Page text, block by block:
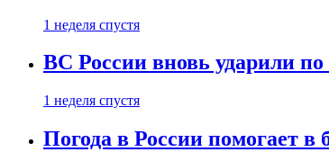
1 неделя спустя
ВС России вновь ударили
1 неделя спустя
Погода в России помогает